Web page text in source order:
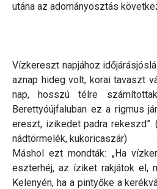
utána az adományosztás
Vízkereszt napjához
aznap hideg volt, korai tavaszt
nap, hosszú télre
Berettyóújfaluban ez a rigmus
ereszt, izikedet padra rekeszd”.
nádtörmelék, kukoricaszár)
Máshol ezt mondták: „Ha
eszterhéj, az íziket rakjátok el,
Kelenyén, ha a pintyőke a